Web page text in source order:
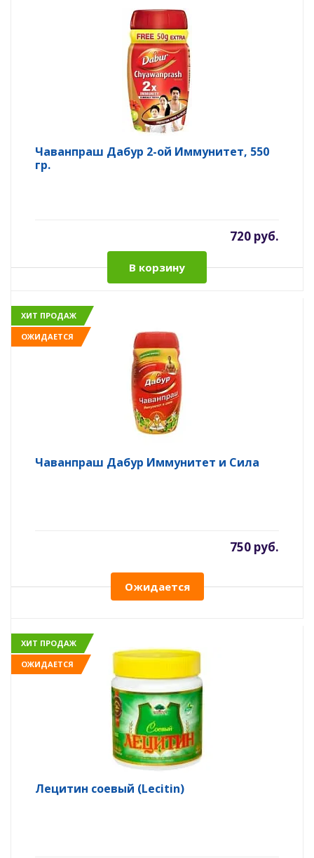
Чаванпраш Дабур 2-ой Иммунитет, 550
гр.
720 руб.
В корзину
ХИТ ПРОДАЖ
ОЖИДАЕТСЯ
Чаванпраш Дабур Иммунитет и Сила
750 руб.
Ожидается
ХИТ ПРОДАЖ
ОЖИДАЕТСЯ
Лецитин соевый (Lecitin)